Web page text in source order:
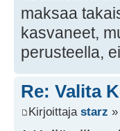
maksaa
kasvaneet,
perusteella,
Re: Valita
Kirjoittaja starz